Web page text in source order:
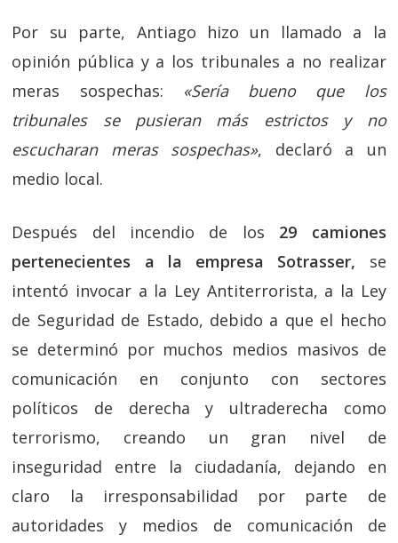
Por su parte, Antiago hizo un llamado a la
opinión pública y a los tribunales a no realizar
meras sospechas: «Sería bueno que los
tribunales se pusieran más estrictos y no
escucharan meras sospechas», declaró a un
medio local.
Después del incendio de los 29 camiones
pertenecientes a la empresa Sotrasser, se
intentó invocar a la Ley Antiterrorista, a la Ley
de Seguridad de Estado, debido a que el hecho
se determinó por muchos medios masivos de
comunicación en conjunto con sectores
políticos de derecha y ultraderecha como
terrorismo, creando un gran nivel de
inseguridad entre la ciudadanía, dejando en
claro la irresponsabilidad por parte de
autoridades y medios de comunicación de